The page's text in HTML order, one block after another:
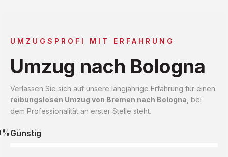
UMZUGSPROFI MIT ERFAHRUNG
Umzug nach Bologna
Verlassen Sie sich auf unsere langjährige Erfahrung für einen
reibungslosen Umzug von Bremen nach Bologna , bei
dem Professionalität an erster Stelle steht.
Günstig